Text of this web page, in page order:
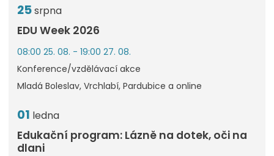
25srpna
EDU Week 2026
08:00 25. 08. - 19:00 27. 08.
Konference/vzdělávací akce
Mladá Boleslav, Vrchlabí, Pardubice a online
01 ledna
Edukační program: Lázně na dotek, oči na
dlani